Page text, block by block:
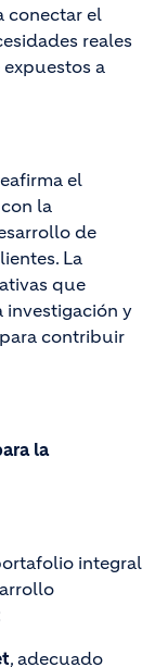
conectar el
reales
a
el
la
de
La
que
investigación y
contribuir
la
integral
, adecuado